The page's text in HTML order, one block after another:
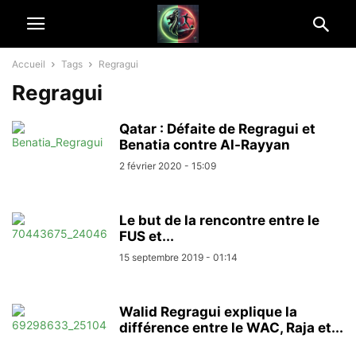
Accueil Tags Regragui
Regragui
Qatar : Défaite de Regragui et
Benatia contre Al-Rayyan
2 février 2020 - 15:09
Le but de la rencontre entre le
FUS et...
15 septembre 2019 - 01:14
Walid Regragui explique la
différence entre le WAC, Raja et...